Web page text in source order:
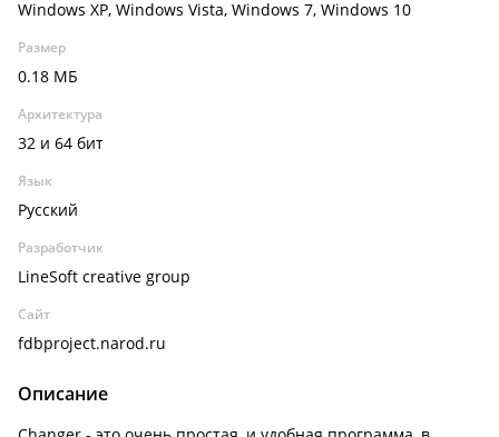
Windows XP, Windows Vista, Windows 7, Windows 10
Размер
0.18 МБ
Архитектура
32 и 64 бит
Язык
Русский
Разработчик
LineSoft creative group
Сайт
fdbproject.narod.ru
Описание